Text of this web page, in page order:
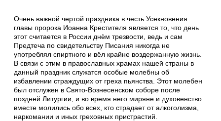
Очень важной чертой праздника в честь Усекновения
главы пророка Иоанна Крестителя является то, что день
этот считается в России днём трезвости, ведь и сам
Предтеча по свидетельству Писания никогда не
употреблял спиртного и вёл крайне воздержанную жизнь.
В связи с этим в православных храмах нашей страны в
данный праздник служатся особые молебны об
избавлении страждущих от греха пьянства. Этот молебен
был отслужен в Свято-Вознесенском соборе после
поздней Литургии, и во время него миряне и духовенство
вместе молились обо всех, кто страдает от алкоголизма,
наркомании и иных греховных пристрастий.